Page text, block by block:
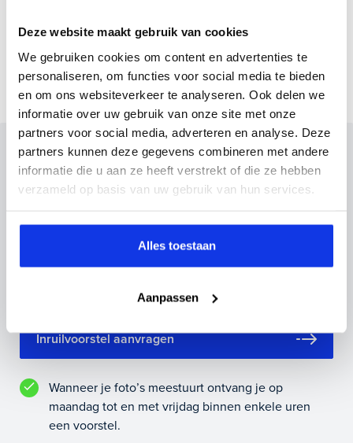
Deze website maakt gebruik van cookies
We gebruiken cookies om content en advertenties te
personaliseren, om functies voor social media te bieden
en om ons websiteverkeer te analyseren. Ook delen we
informatie over uw gebruik van onze site met onze
partners voor social media, adverteren en analyse. Deze
partners kunnen deze gegevens combineren met andere
informatie die u aan ze heeft verstrekt of die ze hebben
verzameld op basis van uw gebruik van hun services.
Alles toestaan
Aanpassen
Gemmiddeld elektrisch
Inruilvoorstel op deze auto?
Vul hier je gegevens in en vergeet niet foto's van je
Kenteken huidige auto
Inruilvoorstel aanvragen
Wanneer je foto’s meestuurt ontvang je op
maandag tot en met vrijdag binnen enkele uren
een voorstel.